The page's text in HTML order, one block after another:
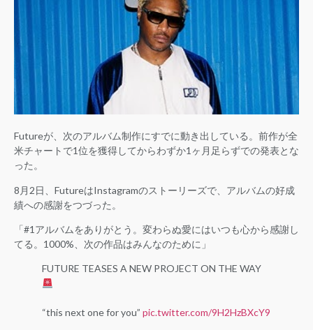
Futureが、次のアルバム制作にすでに動き出している。前作が全
米チャートで1位を獲得してからわずか1ヶ月足らずでの発表とな
った。
8月2日、FutureはInstagramのストーリーズで、アルバムの好成
績への感謝をつづった。
「#1アルバムをありがとう。変わらぬ愛にはいつも心から感謝し
てる。1000%、次の作品はみんなのために」
FUTURE TEASES A NEW PROJECT ON THE WAY
“this next one for you” pic.twitter.com/9H2HzBXcY9